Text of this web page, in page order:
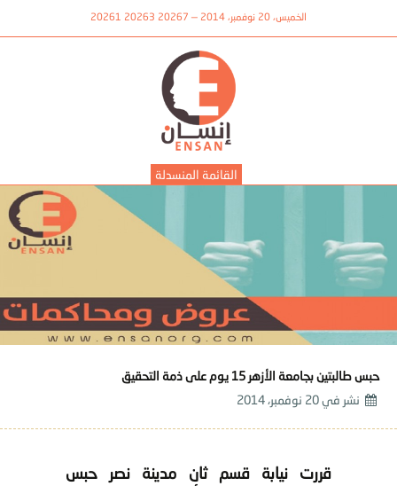
الخميس، 20 نوفمبر، 2014 — 20267 20263 20261
القائمة المنسدلة
حبس طالبتين بجامعة الأزهر 15 يوم على ذمة التحقيق
نشر في 20 نوفمبر، 2014
قررت نيابة قسم ثان مدينة نصر حبس